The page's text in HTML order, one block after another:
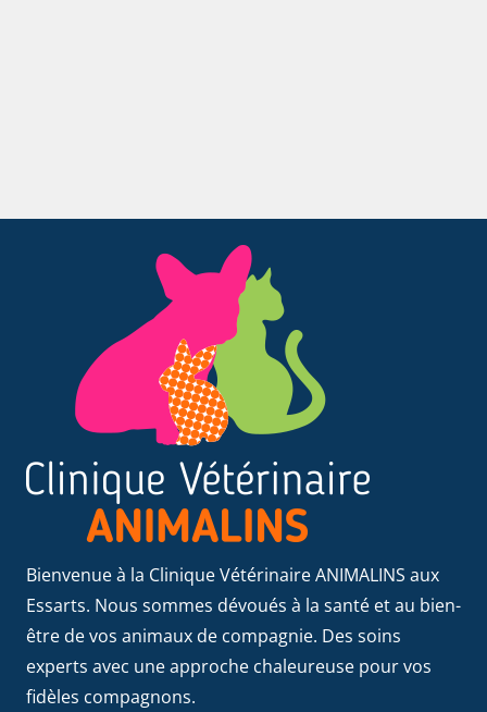
Bienvenue à la Clinique Vétérinaire ANIMALINS aux
Essarts. Nous sommes dévoués à la santé et au bien-
être de vos animaux de compagnie. Des soins
experts avec une approche chaleureuse pour vos
fidèles compagnons.